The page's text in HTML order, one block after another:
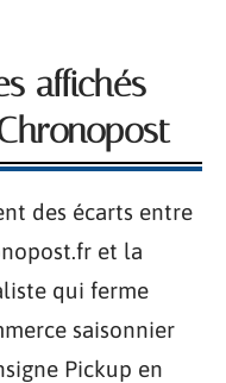
affichés
des écarts entre
et la
qui ferme
saisonnier
Pickup en